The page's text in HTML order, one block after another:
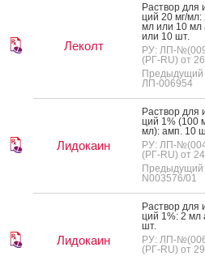
Леколт
Рас­твор для
ций 20 мг/мл:
мл или 10 мл
или 10 шт.
РУ: ЛП-
(РГ-RU) от
Предыдущий
ЛП-006954
Лидокаин
Рас­твор для
ций 1% (100
мл): амп. 10
РУ: ЛП-
(РГ-RU) от
N003576/01
Лидокаин
Рас­твор для
ций 1%: 2 мл
шт.
РУ: ЛП-
(РГ-RU) от